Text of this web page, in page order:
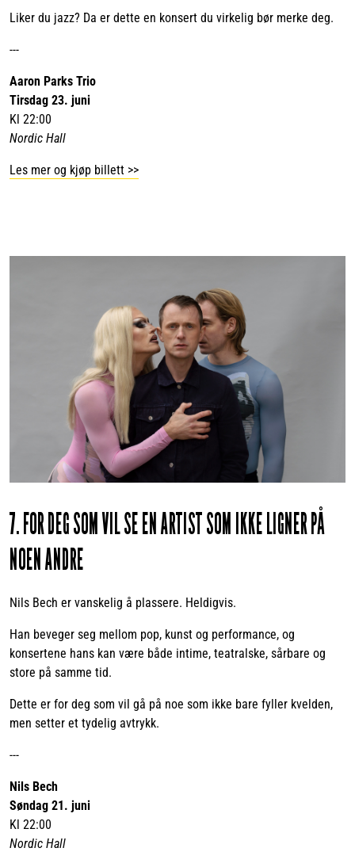
Liker du jazz? Da er dette en konsert du virkelig bør merke deg.
---
Aaron Parks Trio
Tirsdag 23. juni
Kl 22:00
Nordic Hall
Les mer og kjøp billett >>
7. FOR DEG SOM VIL SE EN ARTIST SOM IKKE LIGNER PÅ
NOEN ANDRE
Nils Bech er vanskelig å plassere. Heldigvis.
Han beveger seg mellom pop, kunst og performance, og
konsertene hans kan være både intime, teatralske, sårbare og
store på samme tid.
Dette er for deg som vil gå på noe som ikke bare fyller kvelden,
men setter et tydelig avtrykk.
---
Nils Bech
Søndag 21. juni
Kl 22:00
Nordic Hall